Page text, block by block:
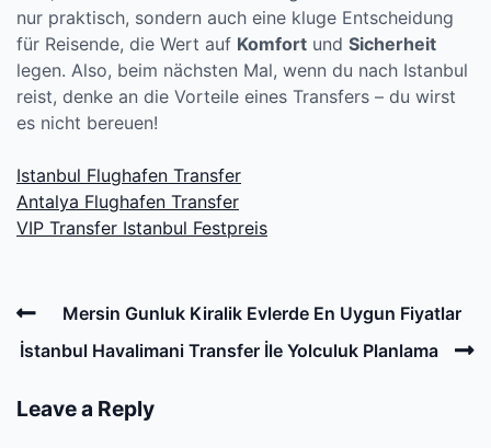
nur praktisch, sondern auch eine kluge Entscheidung
für Reisende, die Wert auf Komfort und Sicherheit
legen. Also, beim nächsten Mal, wenn du nach Istanbul
reist, denke an die Vorteile eines Transfers – du wirst
es nicht bereuen!
Istanbul Flughafen Transfer
Antalya Flughafen Transfer
VIP Transfer Istanbul Festpreis
Post
navigation
Previous
Post
Mersin Gunluk Kiralik Evlerde En Uygun Fiyatlar
İstanbul Havalimani Transfer İle Yolculuk Planlama
Leave a Reply